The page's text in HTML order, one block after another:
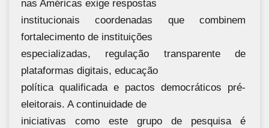
nas Américas exige respostas
institucionais coordenadas que combinem
fortalecimento de instituições
especializadas, regulação transparente de
plataformas digitais, educação
política qualificada e pactos democráticos pré-
eleitorais. A continuidade de
iniciativas como este grupo de pesquisa é